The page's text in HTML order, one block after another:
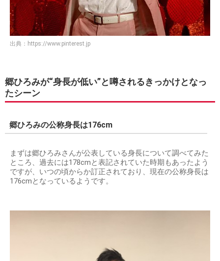
出典： https://www.pinterest.jp
郷ひろみが“身長が低い”と噂されるきっかけとなっ
たシーン
郷ひろみの公称身長は176cm
まずは郷ひろみさんが公表している身長について調べてみた
ところ、過去には178cmと表記されていた時期もあったよう
ですが、いつの頃からか訂正されており、現在の公称身長は
176cmとなっているようです。